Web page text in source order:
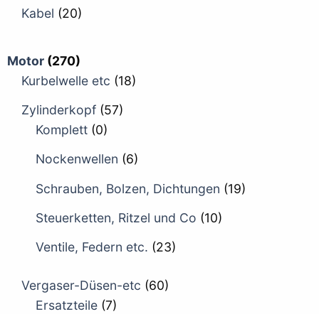
Kabel (20)
Motor (270)
Kurbelwelle etc (18)
Zylinderkopf (57)
Komplett (0)
Nockenwellen (6)
Schrauben, Bolzen, Dichtungen (19)
Steuerketten, Ritzel und Co (10)
Ventile, Federn etc. (23)
Vergaser-Düsen-etc (60)
Ersatzteile (7)